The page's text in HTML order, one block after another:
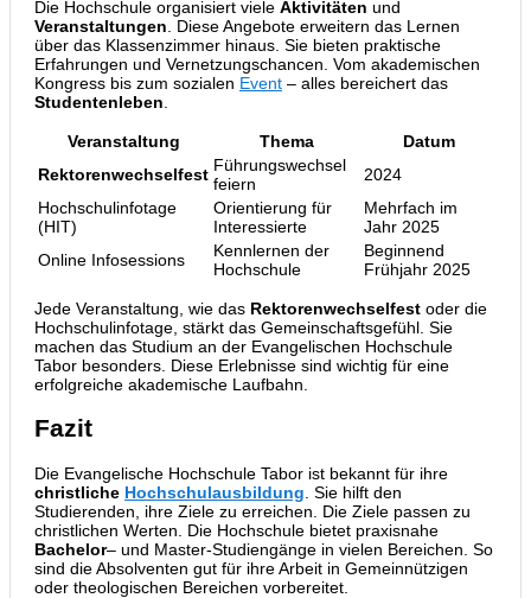
Die Hochschule organisiert viele Aktivitäten und
Veranstaltungen . Diese Angebote erweitern das Lernen
über das Klassenzimmer hinaus. Sie bieten praktische
Erfahrungen und Vernetzungschancen. Vom akademischen
Kongress bis zum sozialen Event – alles bereichert das
Studentenleben
Veranstaltung Thema
Datum
Rektorenwechselfest Führungswechsel
feiern
2024
Hochschulinfotage
(HIT)
Orientierung für
Interessierte
Mehrfach im
Jahr 2025
Online Infosessions
Kennlernen der
Hochschule
Beginnend
Frühjahr 2025
Jede Veranstaltung, wie das Rektorenwechselfest oder die
Hochschulinfotage, stärkt das Gemeinschaftsgefühl. Sie
machen das Studium an der Evangelischen Hochschule
Tabor besonders. Diese Erlebnisse sind wichtig für eine
erfolgreiche akademische Laufbahn.
Fazit
Die Evangelische Hochschule Tabor ist bekannt für ihre
christliche Hochschulausbildung . Sie hilft den
Studierenden, ihre Ziele zu erreichen. Die Ziele passen zu
christlichen Werten. Die Hochschule bietet praxisnahe
Bachelor– und Master-Studiengänge in vielen Bereichen. So
sind die Absolventen gut für ihre Arbeit in Gemeinnützigen
oder theologischen Bereichen vorbereitet.